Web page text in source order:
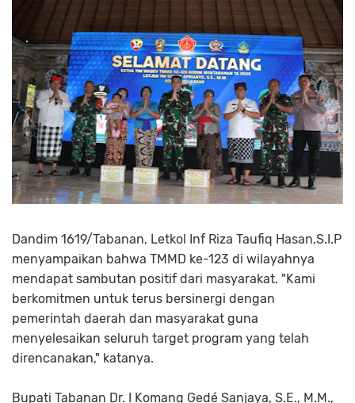
Dandim 1619/Tabanan, Letkol Inf Riza Taufiq Hasan,S.I.P
menyampaikan bahwa TMMD ke-123 di wilayahnya
mendapat sambutan positif dari masyarakat. "Kami
berkomitmen untuk terus bersinergi dengan
pemerintah daerah dan masyarakat guna
menyelesaikan seluruh target program yang telah
direncanakan," katanya.
Bupati Tabanan Dr. I Komang Gedé Sanjaya, S.E., M.M.,